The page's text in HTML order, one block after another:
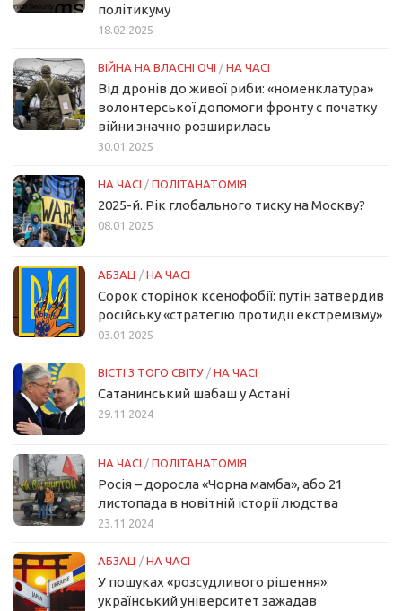
політикуму
18.02.2025
ВІЙНА НА ВЛАСНІ ОЧІ / НА ЧАСІ
Від дронів до живої риби: «номенклатура»
волонтерської допомоги фронту с початку
війни значно розширилась
30.01.2025
НА ЧАСІ / ПОЛІТАНАТОМІЯ
2025-й. Рік глобального тиску на Москву?
08.01.2025
АБЗАЦ / НА ЧАСІ
Сорок сторінок ксенофобії: путін затвердив
російську «стратегію протидії екстремізму»
03.01.2025
ВІСТІ З ТОГО СВІТУ / НА ЧАСІ
Сатанинський шабаш у Астані
29.11.2024
НА ЧАСІ / ПОЛІТАНАТОМІЯ
Росія – доросла «Чорна мамба», або 21
листопада в новітній історії людства
23.11.2024
АБЗАЦ / НА ЧАСІ
У пошуках «розсудливого рішення»:
український університет зажадав